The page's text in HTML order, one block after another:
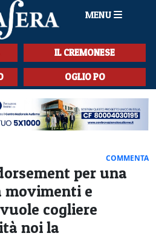
MENU
IL CREMONESE
OGLIO PO
COMMENTA
per una
movimenti e
cogliere
noi la